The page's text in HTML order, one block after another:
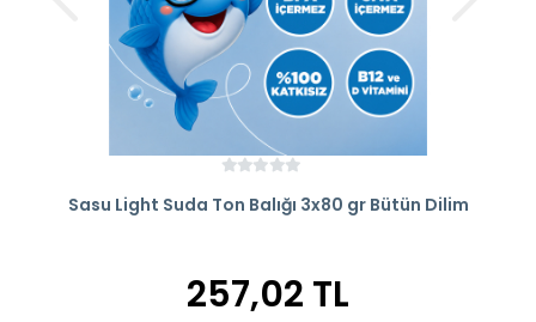
Sasu Light Suda Ton Balığı 3x80 gr Bütün Dilim
257,02 TL